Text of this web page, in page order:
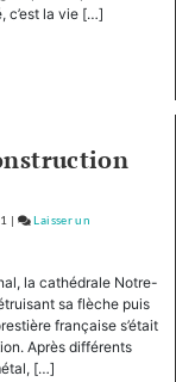
c’est la vie […]
|
Laisser un
la cathédrale Notre-
sa flèche puis
française s’était
Après différents
[…]